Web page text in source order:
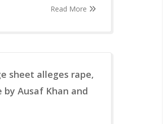
Read More
sheet alleges rape,
by Ausaf Khan and